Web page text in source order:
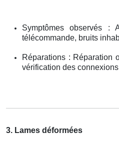
Symptômes observés :
télécommande, bruits
Réparations : Réparation
vérification des
3. Lames déformées